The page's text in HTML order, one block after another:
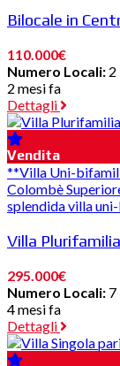
Bilocale in
110.000€
Numero Locali: 2
2 mesi fa
Dettagli
Vendita
**Villa Uni-
Colombè
splendida villa
Villa
295.000€
Numero Locali: 7
4 mesi fa
Dettagli